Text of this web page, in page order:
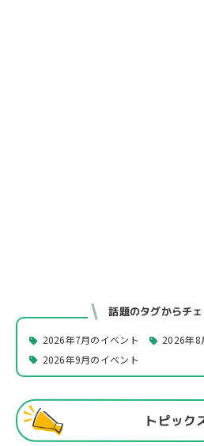
話題のタグからチェ
2026年7月のイベント
2026年8
2026年9月のイベント
トピック